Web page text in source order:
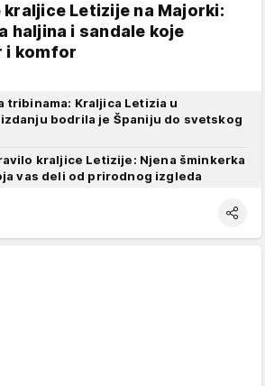
kraljice Letizije na Majorki:
haljina i sandale koje
i komfor
tribinama: Kraljica Letizia u
bodrila je Španiju do svetskog
kraljice Letizije: Njena šminkerka
vas deli od prirodnog izgleda